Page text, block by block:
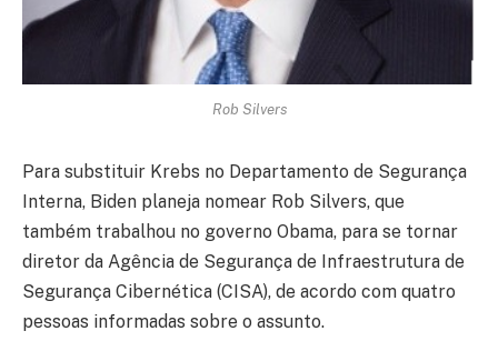
Rob Silvers
Para substituir Krebs no Departamento de Segurança
Interna, Biden planeja nomear Rob Silvers, que
também trabalhou no governo Obama, para se tornar
diretor da Agência de Segurança de Infraestrutura de
Segurança Cibernética (CISA), de acordo com quatro
pessoas informadas sobre o assunto.